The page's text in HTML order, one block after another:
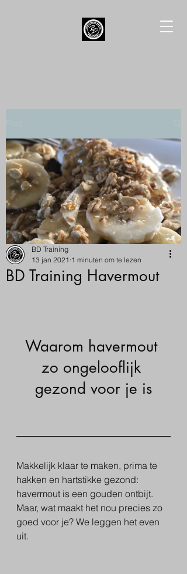
BD Training Havermout
BD Training
13 jan 2021 1 minuten om te lezen
Waarom havermout
zo ongelooflijk
gezond voor je is
Makkelijk klaar te maken, prima te
hakken en hartstikke gezond:
havermout is een gouden ontbijt.
Maar, wat maakt het nou precies zo
goed voor je? We leggen het even
uit.